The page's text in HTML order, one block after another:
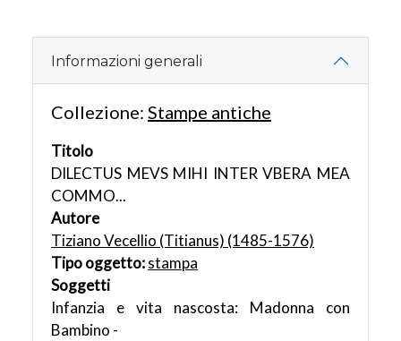
Informazioni generali
Collezione: Stampe antiche
Titolo
DILECTUS MEVS MIHI INTER VBERA MEA
COMMO...
Autore
Tiziano Vecellio (Titianus) (1485-1576)
Tipo oggetto:stampa
Soggetti
Infanzia e vita nascosta: Madonna con
Bambino -